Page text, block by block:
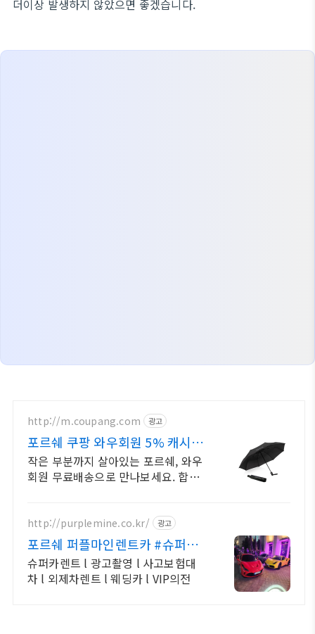
더이상 발생하지 않았으면 좋겠습니다.
http://m.coupang.com 광고
포르쉐 쿠팡 와우회원 5% 캐시
적립
작은 부분까지 살아있는 포르쉐, 와우
회원 무료배송으로 만나보세요. 합금
http://purplemine.co.kr/ 광고
포르쉐 퍼플마인렌트카 #슈퍼카
렌트
슈퍼카렌트 l 광고촬영 l 사고보험대
차 l 외제차렌트 l 웨딩카 l VIP의전